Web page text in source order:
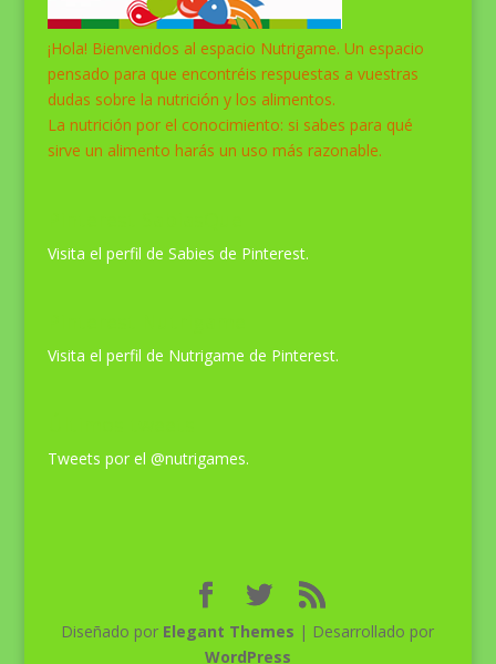
¡Hola! Bienvenidos al espacio Nutrigame. Un espacio
pensado para que encontréis respuestas a vuestras
dudas sobre la nutrición y los alimentos.
La nutrición por el conocimiento: si sabes para qué
sirve un alimento harás un uso más razonable.
Visita el perfil de Sabies de Pinterest.
Visita el perfil de Nutrigame de Pinterest.
Tweets por el @nutrigames.
Diseñado por Elegant Themes | Desarrollado por
WordPress